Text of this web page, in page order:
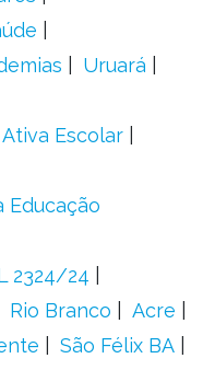
Uruará
Escolar
Educação
2324/24
Rio Branco
Acre
São Félix BA